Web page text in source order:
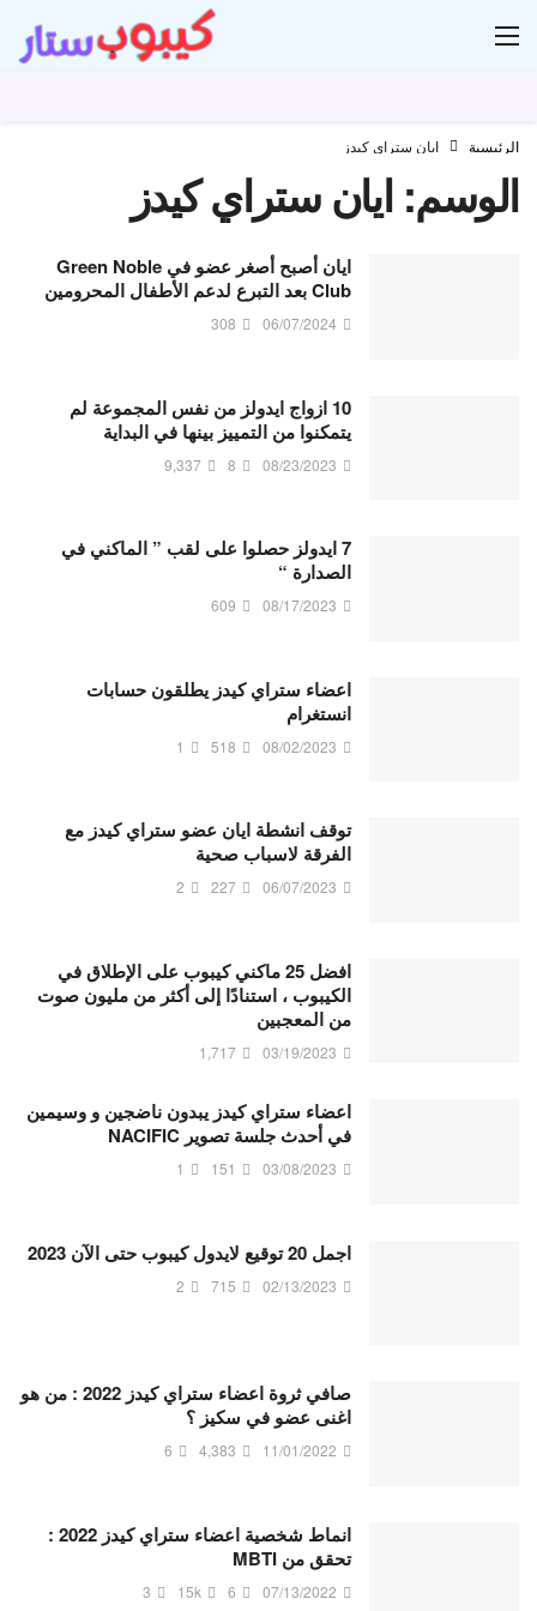
الرئيسية ايان ستراي كيدز
الوسم:ايان ستراي كيدز
ايان أصبح أصغر عضو في Green Noble
Club بعد التبرع لدعم الأطفال المحرومين
06/07/2024
308
10 ازواج ايدولز من نفس المجموعة لم
يتمكنوا من التمييز بينها في البداية
08/23/2023
8
9,337
7 ايدولز حصلوا على لقب ” الماكني في
الصدارة “
08/17/2023
609
اعضاء ستراي كيدز يطلقون حسابات
انستغرام
08/02/2023
518
1
توقف انشطة ايان عضو ستراي كيدز مع
الفرقة لاسباب صحية
06/07/2023
227
2
افضل 25 ماكني كيبوب على الإطلاق في
الكيبوب ، استنادًا إلى أكثر من مليون صوت
من المعجبين
03/19/2023
1,717
اعضاء ستراي كيدز يبدون ناضجين و وسيمين
في أحدث جلسة تصوير NACIFIC
03/08/2023
151
1
اجمل 20 توقيع لايدول كيبوب حتى الآن 2023
02/13/2023
715
2
صافي ثروة اعضاء ستراي كيدز 2022 : من هو
اغنى عضو في سكيز ؟
11/01/2022
4,383
6
انماط شخصية اعضاء ستراي كيدز 2022 :
تحقق من MBTI
07/13/2022
6
15k
3